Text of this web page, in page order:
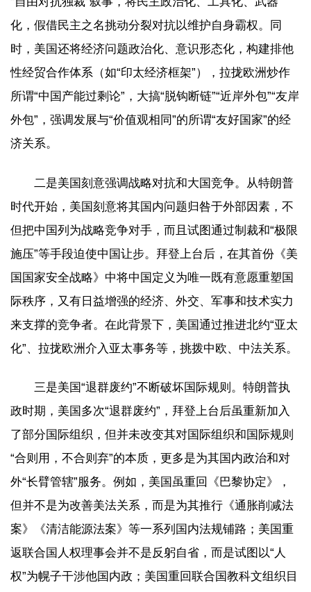
化，假借民主之名挑动分裂对抗以维护自身霸权。同
时，美国还将经济问题政治化、意识形态化，构建排他
性经贸合作体系（如“印太经济框架”），拉拢欧洲炒作
所谓“中国产能过剩论”，大搞“脱钩断链”“近岸外包”“友岸
外包”，强调发展与“价值观相同”的所谓“友好国家”的经
济关系。
二是美国刻意强调战略对抗和大国竞争。从特朗普
时代开始，美国刻意将其国内问题归咎于外部因素，不
但把中国列为战略竞争对手，而且试图通过制裁和“极限
施压”等手段迫使中国让步。拜登上台后，在其首份《美
国国家安全战略》中将中国定义为唯一既有意愿重塑国
际秩序，又有日益增强的经济、外交、军事和技术实力
来支撑的竞争者。在此背景下，美国通过推进北约“亚太
化”、拉拢欧洲介入亚太事务等，挑拨中欧、中法关系。
三是美国“退群废约”不断破坏国际规则。特朗普执
政时期，美国多次“退群废约”，拜登上台后虽重新加入
了部分国际组织，但并未改变其对国际组织和国际规则
“合则用，不合则弃”的本质，更多是为其国内政治和对
外“长臂管辖”服务。例如，美国虽重回《巴黎协定》，
但并不是为改善美法关系，而是为其推行《通胀削减法
案》《清洁能源法案》等一系列国内法规铺路；美国重
返联合国人权理事会并不是反躬自省，而是试图以“人
权”为幌子干涉他国内政；美国重回联合国教科文组织目